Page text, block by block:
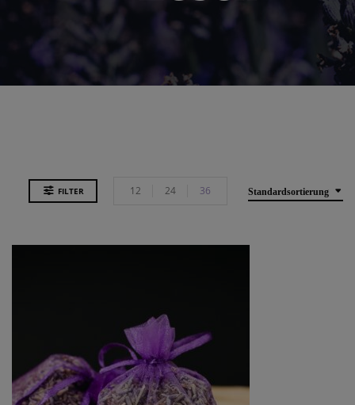
FILTER Standardsortierung
12 24 36